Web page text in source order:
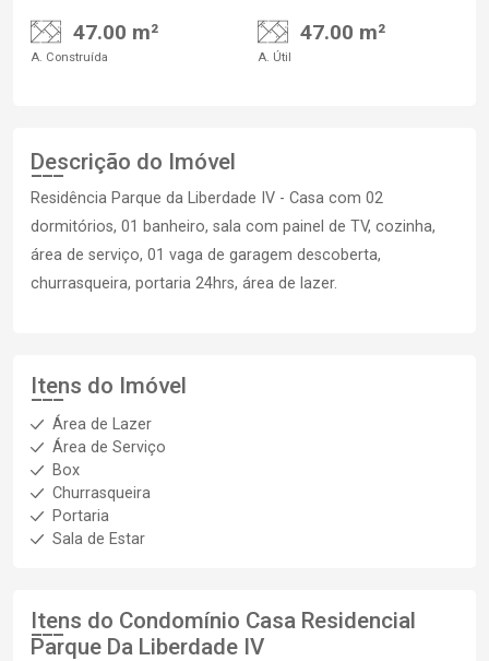
47.00 m²
A. Construída
47.00 m²
A. Útil
Descrição do Imóvel
Residência Parque da Liberdade IV - Casa com 02
dormitórios, 01 banheiro, sala com painel de TV, cozinha,
área de serviço, 01 vaga de garagem descoberta,
churrasqueira, portaria 24hrs, área de lazer.
Itens do Imóvel
Área de Lazer
Área de Serviço
Box
Churrasqueira
Portaria
Sala de Estar
Itens do Condomínio Casa Residencial
Parque Da Liberdade IV